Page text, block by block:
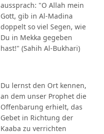
aussprach: "O Allah mein
Gott, gib in Al-Madina
doppelt so viel Segen, wie
Du in Mekka gegeben
hast!" (Sahih Al-Bukhari)
Du lernst den Ort kennen,
an dem unser Prophet die
Offenbarung erhielt, das
Gebet in Richtung der
Kaaba zu verrichten